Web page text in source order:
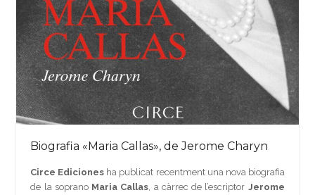
Biografia «Maria Callas», de Jerome Charyn
Circe Ediciones ha publicat recentment una nova biografia
de la soprano Maria Callas , a càrrec de l’escriptor Jerome